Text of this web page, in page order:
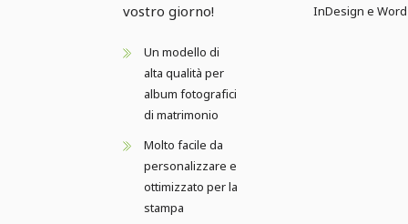
vostro giorno!
Un modello di
alta qualità per
album fotografici
di matrimonio
Molto facile da
personalizzare e
ottimizzato per la
stampa
InDesign e Word